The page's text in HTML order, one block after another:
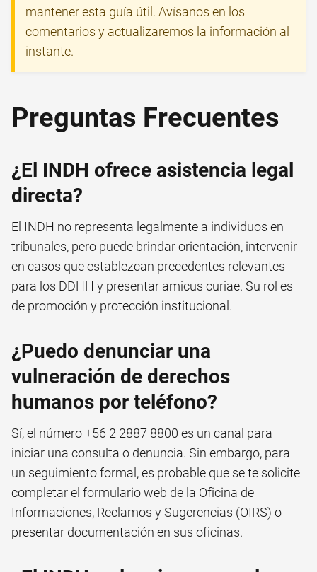
mantener esta guía útil. Avísanos en los
comentarios y actualizaremos la información al
instante.
Preguntas Frecuentes
¿El INDH ofrece asistencia legal
directa?
El INDH no representa legalmente a individuos en
tribunales, pero puede brindar orientación, intervenir
en casos que establezcan precedentes relevantes
para los DDHH y presentar amicus curiae. Su rol es
de promoción y protección institucional.
¿Puedo denunciar una
vulneración de derechos
humanos por teléfono?
Sí, el número +56 2 2887 8800 es un canal para
iniciar una consulta o denuncia. Sin embargo, para
un seguimiento formal, es probable que se te solicite
completar el formulario web de la Oficina de
Informaciones, Reclamos y Sugerencias (OIRS) o
presentar documentación en sus oficinas.